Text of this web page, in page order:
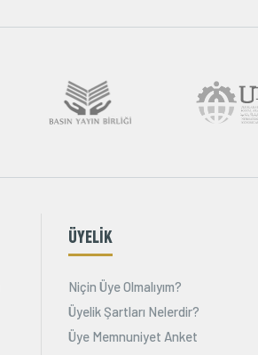
ÜYELİK
Niçin Üye Olmalıyım?
Üyelik Şartları Nelerdir?
Üye Memnuniyet Anket